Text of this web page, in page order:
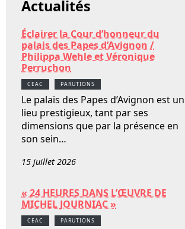
Actualités
Éclairer la Cour d’honneur du
palais des Papes d’Avignon /
Philippa Wehle et Véronique
Perruchon
CEAC PARUTIONS
Le palais des Papes d’Avignon est un
lieu prestigieux, tant par ses
dimensions que par la présence en
son sein…
15 juillet 2026
« 24 HEURES DANS L’ŒUVRE DE
MICHEL JOURNIAC »
CEAC PARUTIONS